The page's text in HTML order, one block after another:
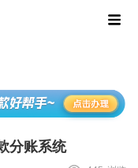
分账系统